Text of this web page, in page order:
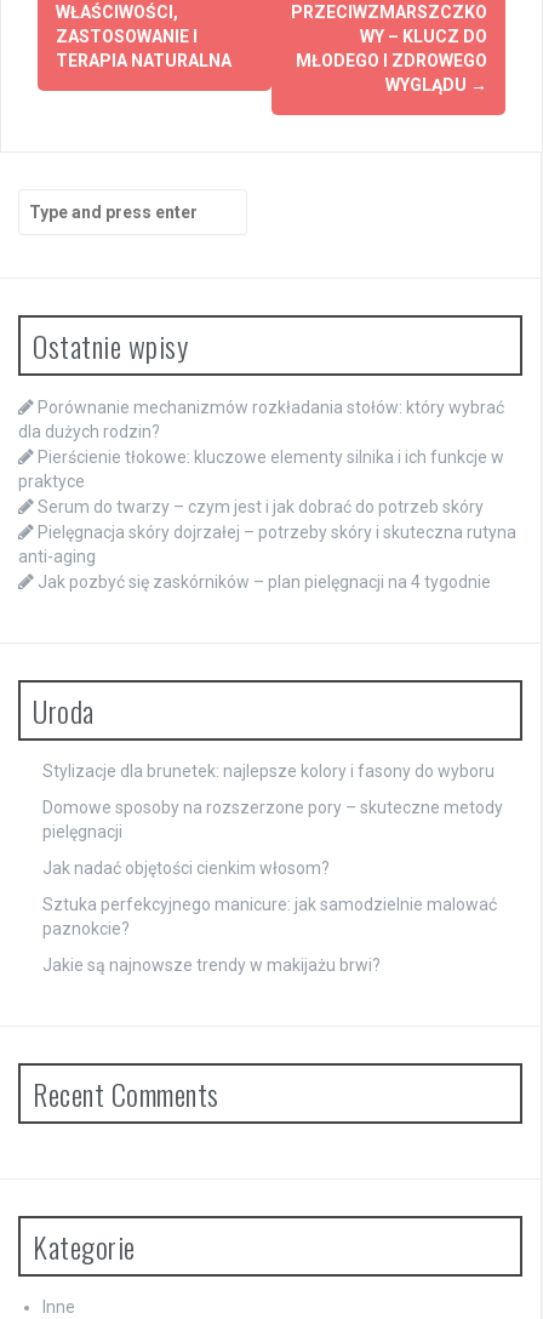
navigation
WŁAŚCIWOŚCI,
ZASTOSOWANIE I
TERAPIA NATURALNA
PRZECIWZMARSZCZKO
WY – KLUCZ DO
MŁODEGO I ZDROWEGO
WYGLĄDU →
Search
for:
Ostatnie wpisy
Porównanie mechanizmów rozkładania stołów: który wybrać
dla dużych rodzin?
Pierścienie tłokowe: kluczowe elementy silnika i ich funkcje w
praktyce
Serum do twarzy – czym jest i jak dobrać do potrzeb skóry
Pielęgnacja skóry dojrzałej – potrzeby skóry i skuteczna rutyna
anti-aging
Jak pozbyć się zaskórników – plan pielęgnacji na 4 tygodnie
Uroda
Stylizacje dla brunetek: najlepsze kolory i fasony do wyboru
Domowe sposoby na rozszerzone pory – skuteczne metody
pielęgnacji
Jak nadać objętości cienkim włosom?
Sztuka perfekcyjnego manicure: jak samodzielnie malować
paznokcie?
Jakie są najnowsze trendy w makijażu brwi?
Recent Comments
Kategorie
Inne